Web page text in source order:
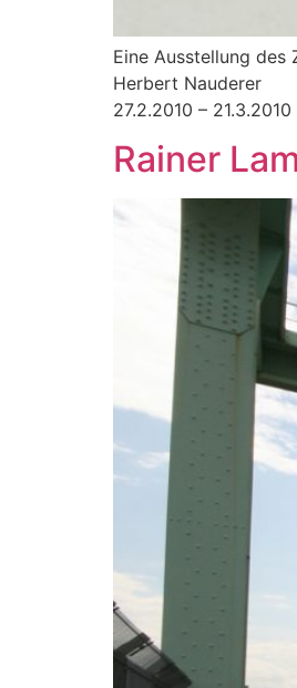
Eine Ausstellung des
Herbert Nauderer
27.2.2010 – 21.3.2010
Rainer